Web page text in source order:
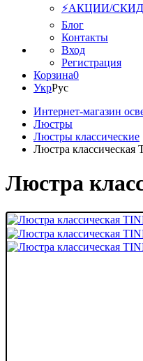
⚡АКЦИИ/
Блог
Контакты
Вход
Регистрация
Корзина0
УкрРус
Интернет-магазин
Люстры
Люстры классические
Люстра классическая
Люстра